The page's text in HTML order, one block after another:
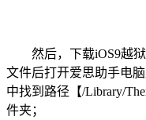
然后，下载iOS9越狱
文件后打开爱思助手电
中找到路径【/Library/
件夹；